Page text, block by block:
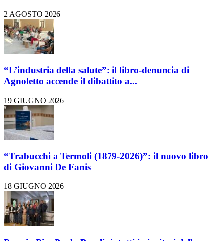
2 AGOSTO 2026
“L’industria della salute”: il libro-denuncia di
Agnoletto accende il dibattito a...
19 GIUGNO 2026
“Trabucchi a Termoli (1879-2026)”: il nuovo libro
di Giovanni De Fanis
18 GIUGNO 2026